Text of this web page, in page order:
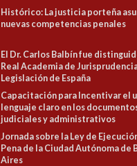
Histórico: La justicia porteña
nuevas competencias penales
El Dr. Carlos Balbín fue
Real Academia de
Legislación de España
Capacitación para Incentivar el
lenguaje claro en los
judiciales y administrativos
Jornada sobre la Ley de
Pena de la Ciudad Autónoma de
Aires